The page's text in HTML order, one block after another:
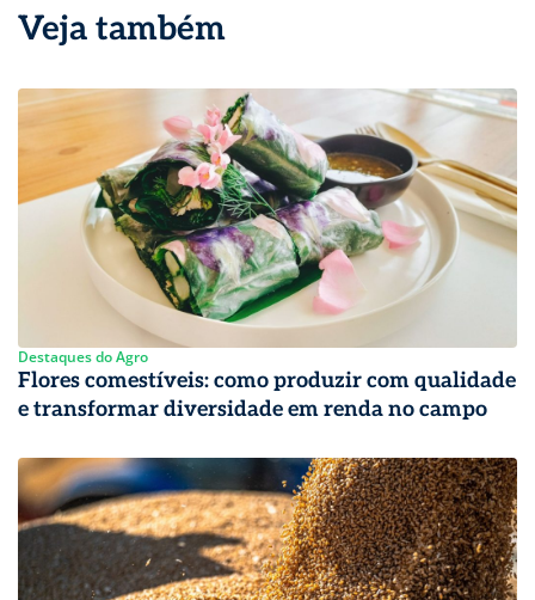
Veja também
Destaques do Agro
Flores comestíveis: como produzir com qualidade
e transformar diversidade em renda no campo